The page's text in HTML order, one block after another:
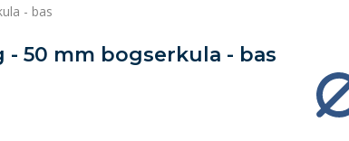
- bas
50 mm bogserkula - bas